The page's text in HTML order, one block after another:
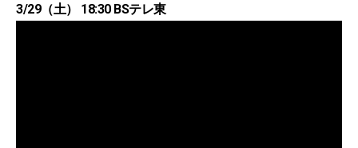
3/29（土） 18:30 BSテレ東